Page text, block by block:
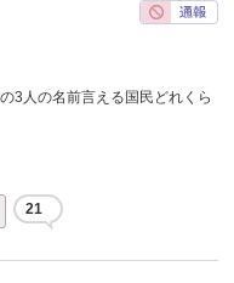
3人の名前言える国民どれくら
21